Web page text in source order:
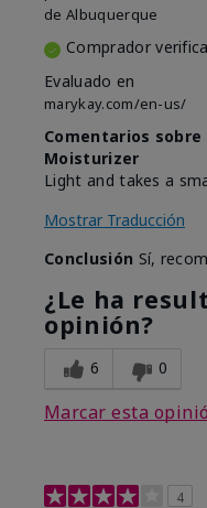
de Albuquerque
Comprador
Evaluado en
marykay.com/en-us/
Comentarios
Moisturizer
Light and takes a
Mostrar Traducción
Conclusión Sí,
¿Le ha
opinión?
6 0
Marcar esta
4